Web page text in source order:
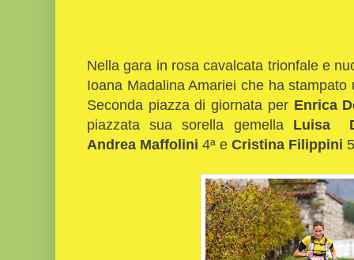
Nella gara in rosa cavalcata trionfale e
Ioana Madalina Amariei che ha stampato
Seconda piazza di giornata per Enrica
piazzata sua sorella gemella Luisa
Andrea Maffolini 4ª e Cristina Filippini